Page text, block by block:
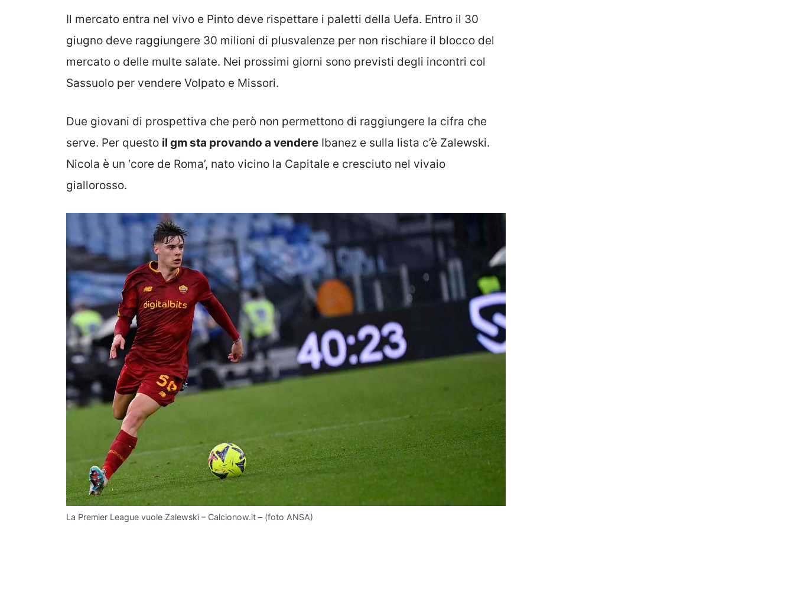
Il mercato entra nel vivo e Pinto deve rispettare i paletti della Uefa. Entro il 30
giugno deve raggiungere 30 milioni di plusvalenze per non rischiare il blocco del
mercato o delle multe salate. Nei prossimi giorni sono previsti degli incontri col
Sassuolo per vendere Volpato e Missori.
Due giovani di prospettiva che però non permettono di raggiungere la cifra che
serve. Per questo il gm sta provando a vendere Ibanez e sulla lista c’è Zalewski.
Nicola è un ‘core de Roma’, nato vicino la Capitale e cresciuto nel vivaio
giallorosso.
La Premier League vuole Zalewski – Calcionow.it – (foto ANSA)